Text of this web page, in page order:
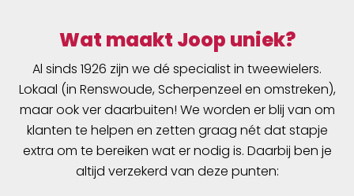
Wat maakt Joop uniek?
Al sinds 1926 zijn we dé specialist in tweewielers.
Lokaal (in Renswoude, Scherpenzeel en omstreken),
maar ook ver daarbuiten! We worden er blij van om
klanten te helpen en zetten graag nét dat stapje
extra om te bereiken wat er nodig is. Daarbij ben je
altijd verzekerd van deze punten: